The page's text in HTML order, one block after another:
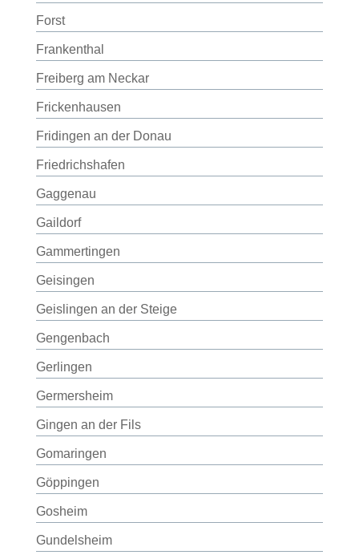
Forst
Frankenthal
Freiberg am Neckar
Frickenhausen
Fridingen an der Donau
Friedrichshafen
Gaggenau
Gaildorf
Gammertingen
Geisingen
Geislingen an der Steige
Gengenbach
Gerlingen
Germersheim
Gingen an der Fils
Gomaringen
Göppingen
Gosheim
Gundelsheim